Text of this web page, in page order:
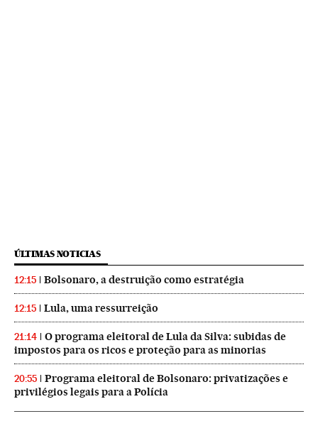
ÚLTIMAS NOTICIAS
12:15 Bolsonaro, a destruição como estratégia
12:15 Lula, uma ressurreição
21:14
O programa eleitoral de Lula da Silva: subidas de
impostos para os ricos e proteção para as minorias
20:55
Programa eleitoral de Bolsonaro: privatizações e
privilégios legais para a Polícia